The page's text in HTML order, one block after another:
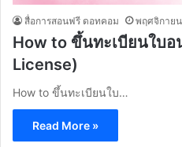
สื่อการสอนฟรี ดอทคอม พฤศจิกาย
How to ขึ้นทะเบียนใบ
License)
How to ขึ้นทะเบียนใบ…
Read More »